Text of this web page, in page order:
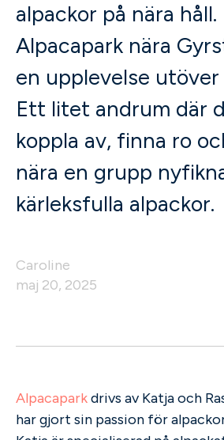
alpackor på nära håll.
Alpacapark nära
en upplevelse
Ett litet andrum där
koppla av, finna ro
nära en grupp
kärleksfulla alpackor.
Caroline
maj 20, 2025
Alpacaparkdrivs av Katja och
har gjort sin passion för